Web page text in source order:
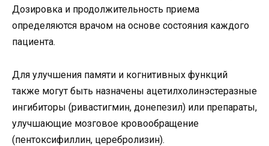
Дозировка и продолжительность приема
определяются врачом на основе состояния каждого
пациента.
Для улучшения памяти и когнитивных функций
также могут быть назначены ацетилхолинэстеразные
ингибиторы (ривастигмин, донепезил) или препараты,
улучшающие мозговое кровообращение
(пентоксифиллин, церебролизин).